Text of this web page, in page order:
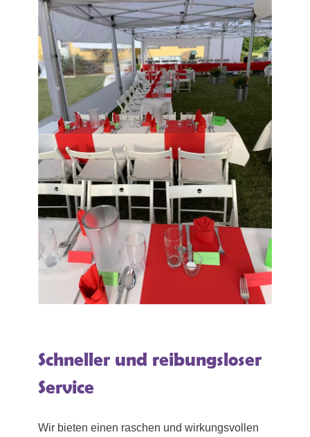
Schneller und reibungsloser
Service
Wir bieten einen raschen und wirkungsvollen